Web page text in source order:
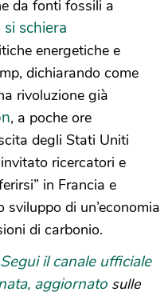
da fonti fossili a
si schiera
energetiche e
dichiarando come
rivoluzione già
, a poche ore
degli Stati Uniti
ricercatori e
in Francia e
di un’economia
di carbonio.
Segui il canale ufficiale
aggiornato sulle